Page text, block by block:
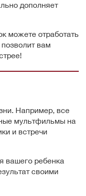
дополняет
можете отработать
вам
Например, все
мультфильмы на
и встречи
вашего ребенка
своими